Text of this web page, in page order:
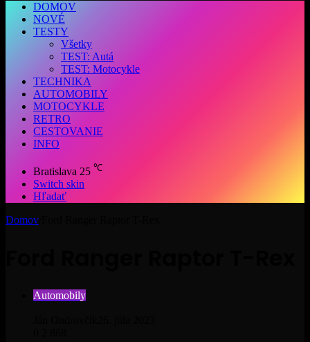
DOMOV
NOVÉ
TESTY
Všetky
TEST: Autá
TEST: Motocykle
TECHNIKA
AUTOMOBILY
MOTOCYKLE
RETRO
CESTOVANIE
INFO
Bratislava 25 ℃
Switch skin
Hľadať
Domov
Automobily